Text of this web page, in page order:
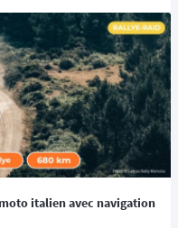
périple qui propose deux
typé route.
2026.
italien avec navigation